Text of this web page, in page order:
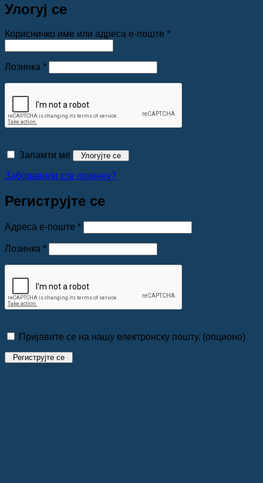
Улогуј се
Корисничко име или адреса е-поште *Обавезно
Лозинка *Обавезно
Запамти ме Улогујте се
Заборавили сте лозинку?
Региструјте се
Адреса е-поште *Обавезно
Лозинка *Обавезно
Пријавите се на нашу електронску пошту. (опционо)
Региструјте се